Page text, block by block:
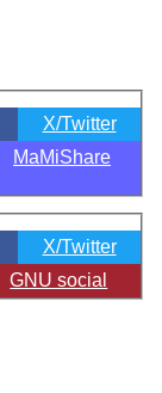
X/Twitter
MaMiShare
X/Twitter
GNU social